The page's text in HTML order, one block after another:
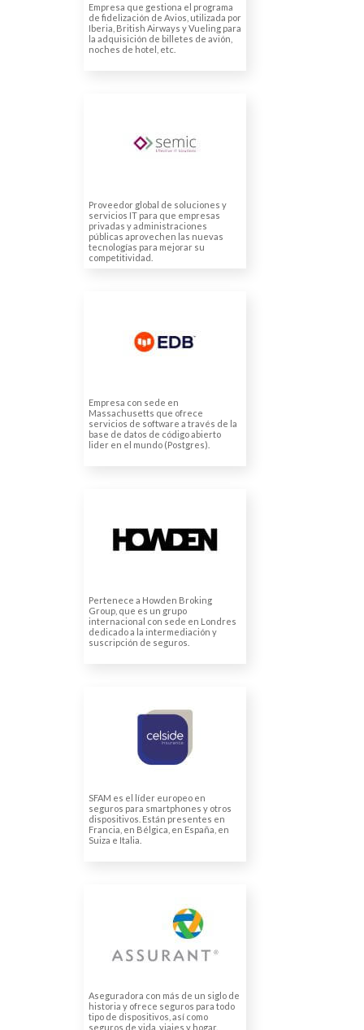
Empresa que gestiona el programa
de fidelización de Avios, utilizada por
Iberia, British Airways y Vueling para
la adquisición de billetes de avión,
noches de hotel, etc.
Proveedor global de soluciones y
servicios IT para que empresas
privadas y administraciones
públicas aprovechen las nuevas
tecnologías para mejorar su
competitividad.
SA)
Empresa con sede en
Massachusetts que ofrece
servicios de software a través de la
base de datos de código abierto
lider en el mundo (Postgres).
Traducción de varios artículos
especializados
Pertenece a Howden Broking
Group, que es un grupo
internacional con sede en Londres
dedicado a la intermediación y
suscripción de seguros.
Traducción de
presentaciones corporativas
SFAM es el líder europeo en
seguros para smartphones y otros
dispositivos. Están presentes en
Francia, en Bélgica, en España, en
Suiza e Italia.
Traducción de protocolos de
seguridad
Traducción contenidos para
interna
Aseguradora con más de un siglo de
historia y ofrece seguros para todo
tipo de dispositivos, así como
seguros de vida, viajes y hogar.
INSURANCE LIMITED,
SUCURSAL EN ESPAÑA
Traducción de contratos